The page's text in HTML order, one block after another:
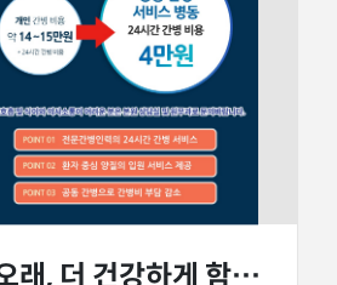
더 오래, 더 건강하게 함께합니다 - 공동간병서비스 시작 안내